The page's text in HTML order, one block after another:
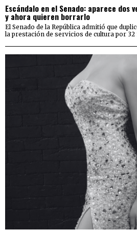
Escándalo en el Senado: aparece
y ahora quieren borrarlo
El Senado de la República admitió que
la prestación de servicios de cultura por